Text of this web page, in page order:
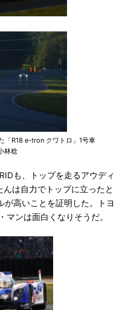
「R18 e-tron クワトロ」1号車
林稔
も、トップを走るアウディ
は自力でトップに立ったと
が高いことを証明した。トヨ
マンは面白くなりそうだ。